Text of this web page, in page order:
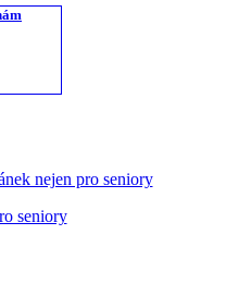
nejen pro seniory